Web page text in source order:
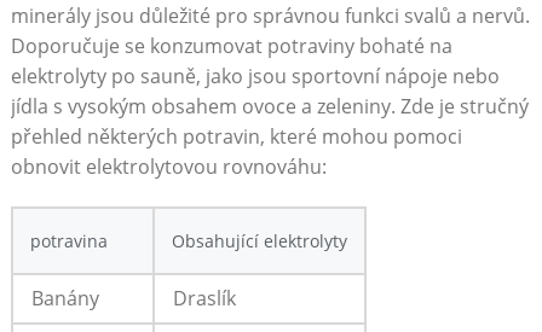
minerály ​jsou důležité pro správnou funkci ‌svalů ‌a⁢ nervů.
Doporučuje ⁢se konzumovat potraviny bohaté na
‌elektrolyty po sauně, jako ⁤jsou sportovní⁤ nápoje nebo
jídla s vysokým obsahem ovoce a⁣ zeleniny. Zde je stručný
⁢přehled⁤ některých potravin, které‍ mohou ⁤pomoci​
obnovit‍ elektrolytovou rovnováhu:
potravina Obsahující elektrolyty
Banány
Draslík